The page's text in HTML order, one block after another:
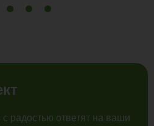
радостью ответят на ваши